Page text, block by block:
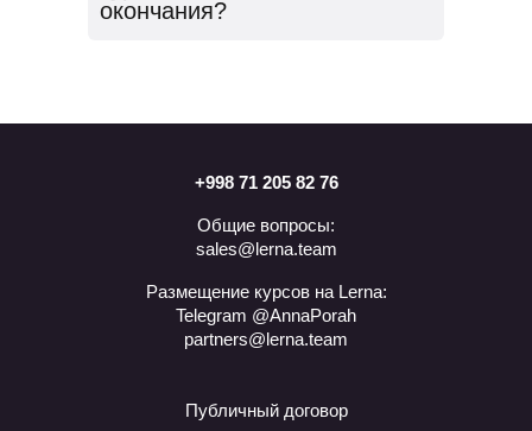
опытом работы в топовых
к кому обратиться: получить совет от
мессенджере.
окончания?
+998 71 205 82 76
Общие вопросы:
sales@lerna.team
Размещение курсов на Lerna:
Telegram @AnnaPorah
partners@lerna.team
Публичный договор